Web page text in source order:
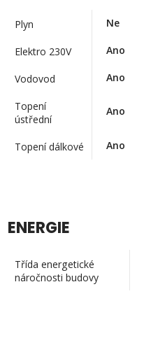
Plyn Ne
Elektro 230V Ano
Vodovod Ano
Topení
ústřední
Ano
Topení dálkové Ano
ENERGIE
Třída energetické
náročnosti budovy